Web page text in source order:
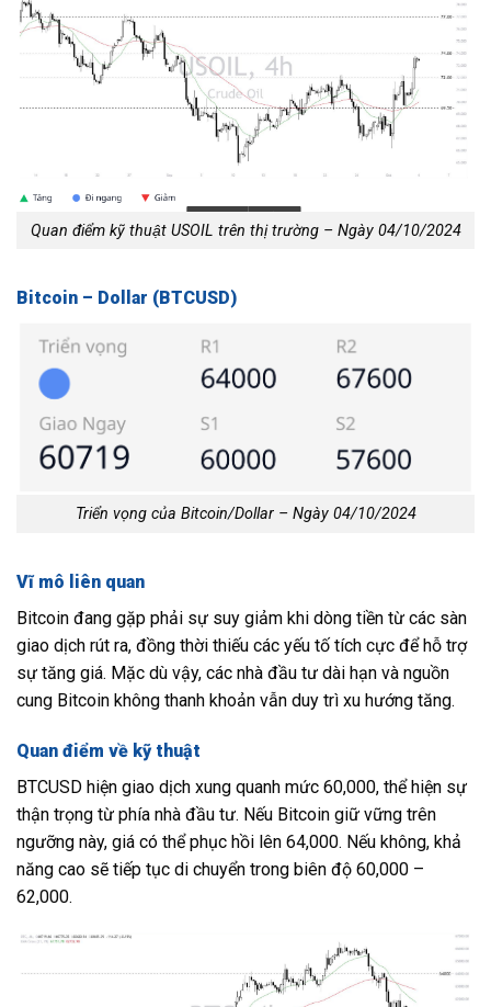
Quan điểm kỹ thuật USOIL trên thị trường – Ngày 04/10/2024
Bitcoin – Dollar (BTCUSD)
Triển vọng của Bitcoin/Dollar – Ngày 04/10/2024
Vĩ mô liên quan
Bitcoin đang gặp phải sự suy giảm khi dòng tiền từ các sàn
giao dịch rút ra, đồng thời thiếu các yếu tố tích cực để hỗ trợ
sự tăng giá. Mặc dù vậy, các nhà đầu tư dài hạn và nguồn
cung Bitcoin không thanh khoản vẫn duy trì xu hướng tăng.
Quan điểm về kỹ thuật
BTCUSD hiện giao dịch xung quanh mức 60,000, thể hiện sự
thận trọng từ phía nhà đầu tư. Nếu Bitcoin giữ vững trên
ngưỡng này, giá có thể phục hồi lên 64,000. Nếu không, khả
năng cao sẽ tiếp tục di chuyển trong biên độ 60,000 –
62,000.